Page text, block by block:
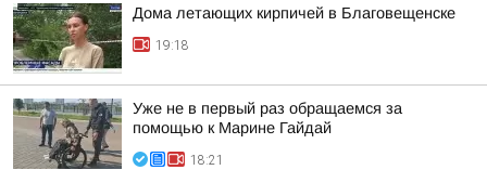
Дома летающих кирпичей в Благовещенске
19:18
Уже не в первый раз обращаемся за
помощью к Марине Гайдай
18:21